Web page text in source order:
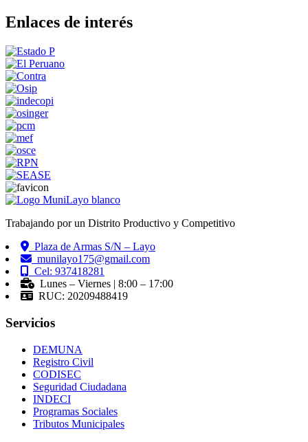
Enlaces de interés
Trabajando por un Distrito Productivo y Competitivo
Plaza de Armas S/N – Layo
munilayo175@gmail.com
Cel: 937418281
Lunes – Viernes | 8:00 – 17:00
RUC: 20209488419
Servicios
DEMUNA
Registro Civil
CODISEC
Seguridad Ciudadana
INDECI
Programas Sociales
Tributos Municipales